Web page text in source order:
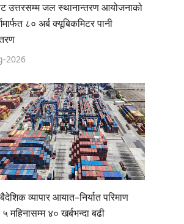
उत्तरसम्म जल स्थानान्तरण आयोजनाको
८० अर्ब क्यूबिकमिटर पानी
2026
व्यापार आयात–निर्यात परिमाण
महिनासम्म ४० खर्बभन्दा बढी